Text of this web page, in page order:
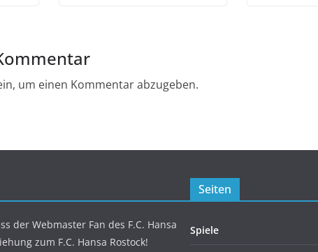
um einen Kommentar abzugeben.
der Webmaster Fan des F.C. Hansa
zum F.C. Hansa Rostock!
Seiten
Spiele